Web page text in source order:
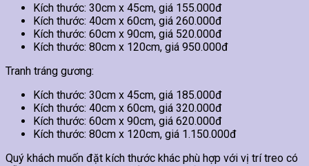
Kích thước: 30cm x 45cm, giá 155.000đ
Kích thước: 40cm x 60cm, giá 260.000đ
Kích thước: 60cm x 90cm, giá 520.000đ
Kích thước: 80cm x 120cm, giá 950.000đ
Tranh tráng gương:
Kích thước: 30cm x 45cm, giá 185.000đ
Kích thước: 40cm x 60cm, giá 320.000đ
Kích thước: 60cm x 90cm, giá 620.000đ
Kích thước: 80cm x 120cm, giá 1.150.000đ
Quý khách muốn đặt kích thước khác phù hợp với vị trí treo có